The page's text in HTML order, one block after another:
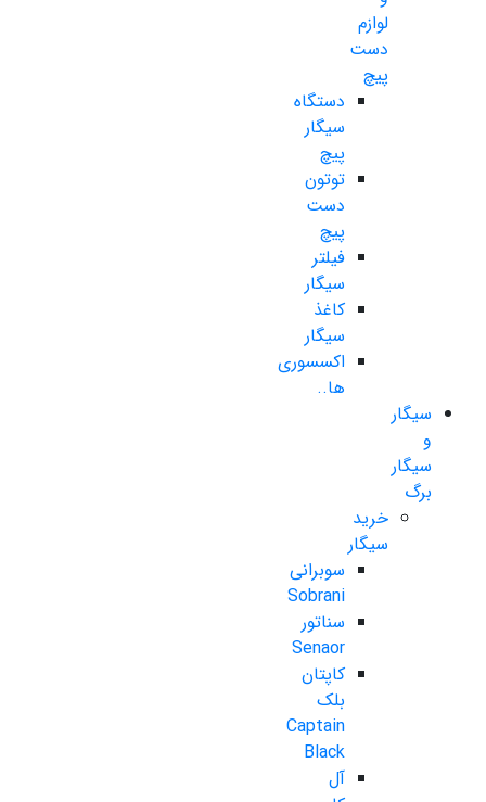
لوازم
دست
پیچ
دستگاه
سیگار
پیچ
توتون
دست
پیچ
فیلتر
سیگار
کاغذ
سیگار
اکسسوری
ها..
سیگار
و
سیگار
برگ
خرید
سیگار
سوبرانی
Sobrani
سناتور
Senaor
کاپتان
بلک
Captain
Black
آل